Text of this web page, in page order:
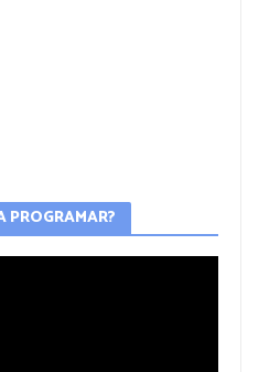
PROGRAMAR?